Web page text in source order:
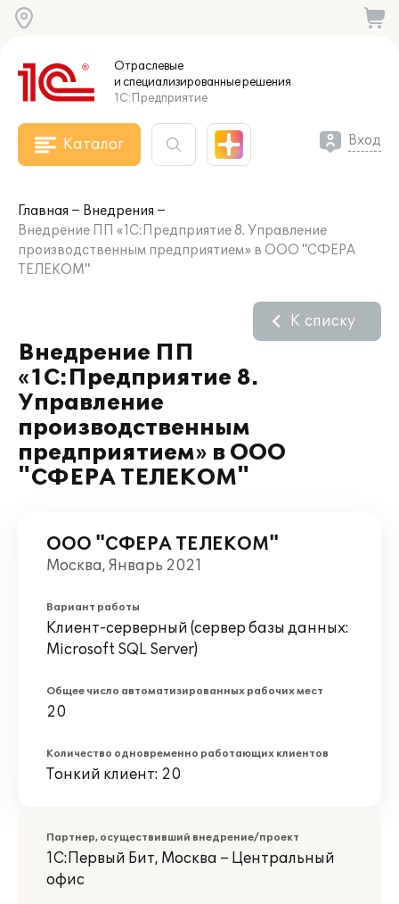
Отраслевые
и специализированныерешения
1С:Предприятие
Каталог Вход
Главная
Внедрения
Внедрение ПП «1С:Предприятие 8. Управление
производственным предприятием» в ООО "СФЕРА
ТЕЛЕКОМ"
Внедрение ПП
«1С:Предприятие 8.
Управление
производственным
предприятием» в ООО
"СФЕРА ТЕЛЕКОМ"
К списку
ООО "СФЕРА ТЕЛЕКОМ"
Москва, Январь 2021
Вариант работы
Клиент-серверный (сервер базы данных:
Microsoft SQL Server)
Общее число автоматизированных рабочих мест
20
Количество одновременно работающих клиентов
Тонкий клиент: 20
Партнер, осуществивший внедрение/проект
1С:Первый Бит, Москва – Центральный
офис